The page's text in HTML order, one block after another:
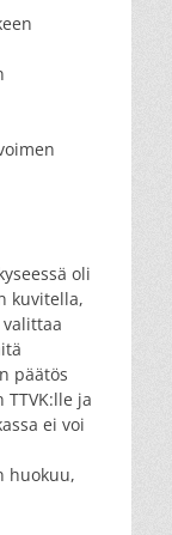
oli
kuvitella,
päätös
ja
ei voi
huokuu,